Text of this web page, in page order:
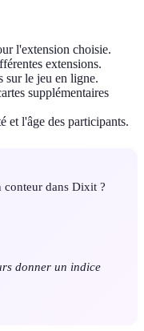
l'extension choisie.
extensions.
sur le jeu en ligne.
supplémentaires
et l'âge des participants.
conteur dans Dixit ?
donner un indice